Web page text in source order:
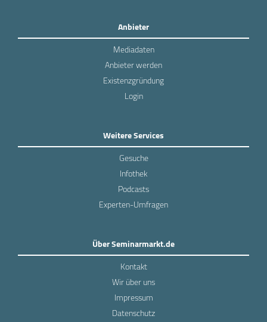
Anbieter
Mediadaten
Anbieter werden
Existenzgründung
Login
Weitere Services
Gesuche
Infothek
Podcasts
Experten-Umfragen
Über Seminarmarkt.de
Kontakt
Wir über uns
Impressum
Datenschutz